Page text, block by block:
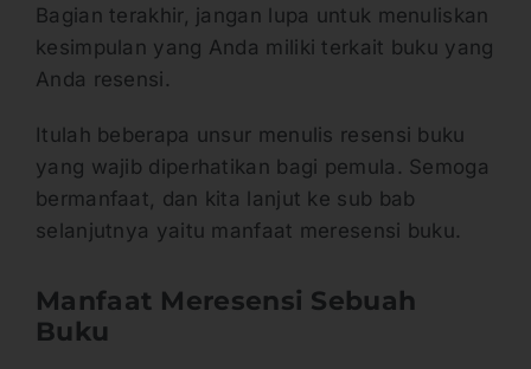
Bagian terakhir, jangan lupa untuk menuliskan
kesimpulan yang Anda miliki terkait buku yang
Anda resensi.
Itulah beberapa unsur menulis resensi buku
yang wajib diperhatikan bagi pemula. Semoga
bermanfaat, dan kita lanjut ke sub bab
selanjutnya yaitu manfaat meresensi buku.
Manfaat Meresensi Sebuah
Buku